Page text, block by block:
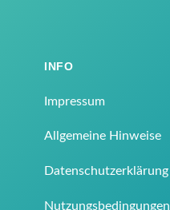
INFO
Impressum
Allgemeine Hinweise
Datenschutzerklärung
Nutzungsbedingungen